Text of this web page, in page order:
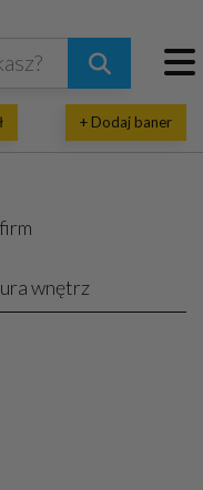
+ Dodaj baner
wnętrz